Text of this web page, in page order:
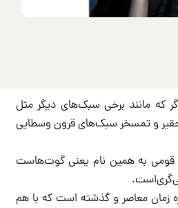
که مانند برخی سبک‌های دیگر مثل
و تمسخر سبک‌های قرون وسطایی
قومی به همین نام یعنی گوت‌هاست
زمان معاصر و گذشته است که با هم